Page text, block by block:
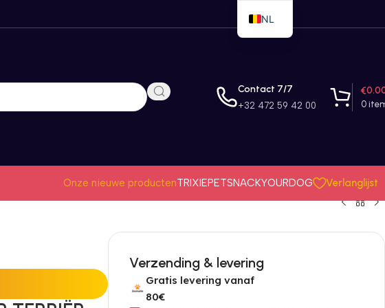
Contact 7/7
+32 472 59 42 00 0
€
Onze nieuwe productenTRIXIEPETSNACKYOURDOG
Verlanglijst
Verzending & levering
Gratis levering vanaf
80€
NL
EN